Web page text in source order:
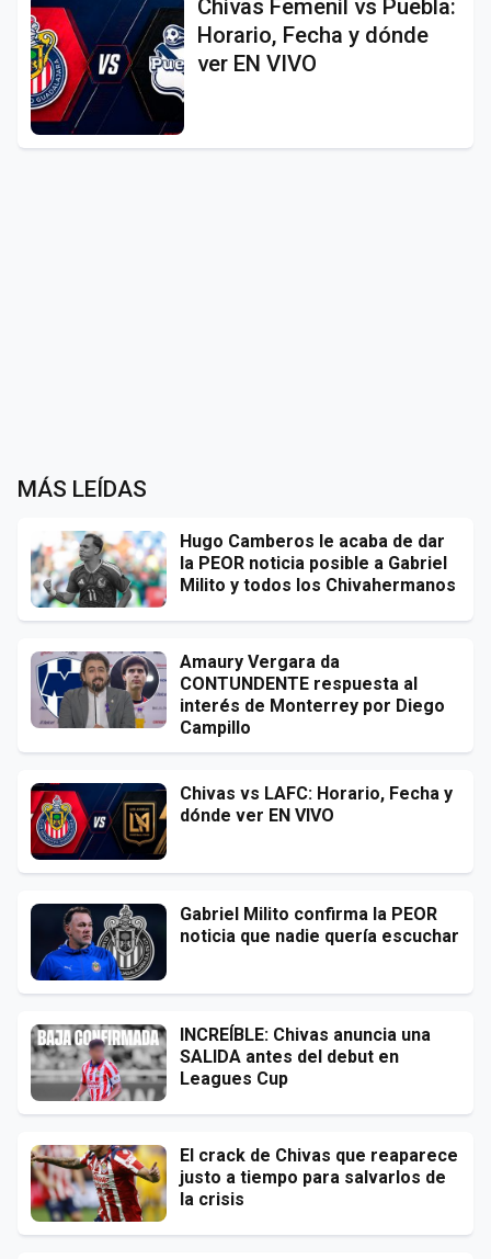
Chivas Femenil vs Puebla:
Horario, Fecha y dónde
ver EN VIVO
MÁS LEÍDAS
Hugo Camberos le acaba de dar
la PEOR noticia posible a Gabriel
Milito y todos los Chivahermanos
Amaury Vergara da
CONTUNDENTE respuesta al
interés de Monterrey por Diego
Campillo
Chivas vs LAFC: Horario, Fecha y
dónde ver EN VIVO
Gabriel Milito confirma la PEOR
noticia que nadie quería escuchar
INCREÍBLE: Chivas anuncia una
SALIDA antes del debut en
Leagues Cup
El crack de Chivas que reaparece
justo a tiempo para salvarlos de
la crisis